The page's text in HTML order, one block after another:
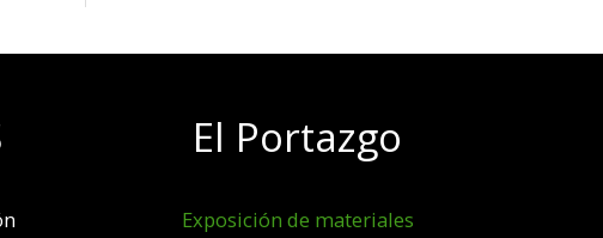
El Portazgo
Exposición de materiales